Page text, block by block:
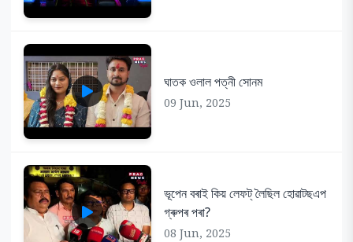
ঘাতক ওলাল পত্নী সোনম
09 Jun, 2025
ভূপেন বৰাই কিয় লেফট্ লৈছিল হোৱাটছএপ
গ্ৰুপৰ পৰা?
08 Jun, 2025